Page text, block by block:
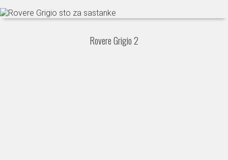
Rovere Grigio 2